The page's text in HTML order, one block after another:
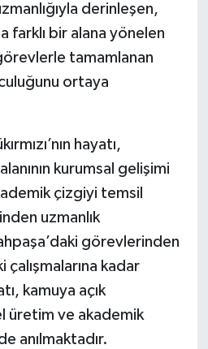
derinleşen,
farklı bir alana yönelen
tamamlanan
ortaya
hayatı,
kurumsal gelişimi
çizgiyi temsil
uzmanlık
görevlerinden
çalışmalarına kadar
kamuya açık
üretim ve akademik
anılmaktadır.